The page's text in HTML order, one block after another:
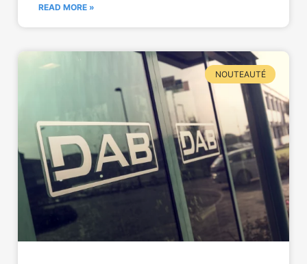
READ MORE »
NOUTEAUTÉ